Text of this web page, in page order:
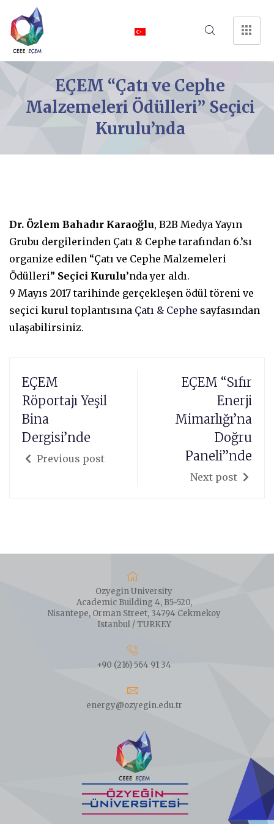
EÇEM “Çatı ve Cephe
Malzemeleri Ödülleri” Seçici
Kurulu’nda
Dr. Özlem Bahadır Karaoğlu, B2B Medya Yayın
Grubu dergilerinden Çatı & Cephe tarafından 6.’sı
organize edilen “Çatı ve Cephe Malzemeleri
Ödülleri” Seçici Kurulu’nda yer aldı.
9 Mayıs 2017 tarihinde gerçekleşen ödül töreni ve
seçici kurul toplantısına Çatı & Cephe sayfasından
ulaşabilirsiniz.
EÇEM
Röportajı Yeşil
Bina
Dergisi’nde
Previous post
EÇEM “Sıfır
Enerji
Mimarlığı’na
Doğru
Paneli”nde
Next post
Ozyegin University
Academic Building 4, B5-520,
Nisantepe, Orman Street, 34794 Cekmekoy
Istanbul / TURKEY
+90 (216) 564 91 34
energy@ozyegin.edu.tr